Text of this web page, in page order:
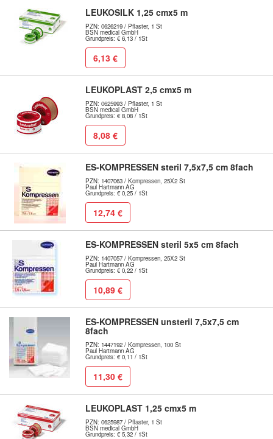
LEUKOSILK 1,25 cmx5 m
PZN: 0626219 / Pflaster, 1 St
BSN medical GmbH
Grundpreis: € 6,13 / 1St
6,13 €
LEUKOPLAST 2,5 cmx5 m
PZN: 0625993 / Pflaster, 1 St
BSN medical GmbH
Grundpreis: € 8,08 / 1St
8,08 €
ES-KOMPRESSEN steril 7,5x7,5 cm 8fach
PZN: 1407063 / Kompressen, 25X2 St
Paul Hartmann AG
Grundpreis: € 0,25 / 1St
12,74 €
ES-KOMPRESSEN steril 5x5 cm 8fach
PZN: 1407057 / Kompressen, 25X2 St
Paul Hartmann AG
Grundpreis: € 0,22 / 1St
10,89 €
ES-KOMPRESSEN unsteril 7,5x7,5 cm
8fach
PZN: 1447192 / Kompressen, 100 St
Paul Hartmann AG
Grundpreis: € 0,11 / 1St
11,30 €
LEUKOPLAST 1,25 cmx5 m
PZN: 0625987 / Pflaster, 1 St
BSN medical GmbH
Grundpreis: € 5,32 / 1St